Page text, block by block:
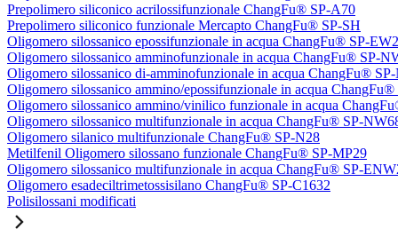
Prepolimero siliconico acrilossifunzionale ChangFu® SP-A70
Prepolimero siliconico funzionale Mercapto ChangFu® SP-SH
Oligomero silossanico epossifunzionale in acqua ChangFu® SP-
Oligomero silossanico amminofunzionale in acqua ChangFu® SP-
Oligomero silossanico di-amminofunzionale in acqua ChangFu®
Oligomero silossanico ammino/epossifunzionale in acqua
Oligomero silossanico ammino/vinilico funzionale in acqua
Oligomero silossanico multifunzionale in acqua ChangFu® SP-
Oligomero silanico multifunzionale ChangFu® SP-N28
Metilfenil Oligomero silossano funzionale ChangFu® SP-MP29
Oligomero silossanico multifunzionale in acqua ChangFu® SP-
Oligomero esadeciltrimetossisilano ChangFu® SP-C1632
Polisilossani modificati